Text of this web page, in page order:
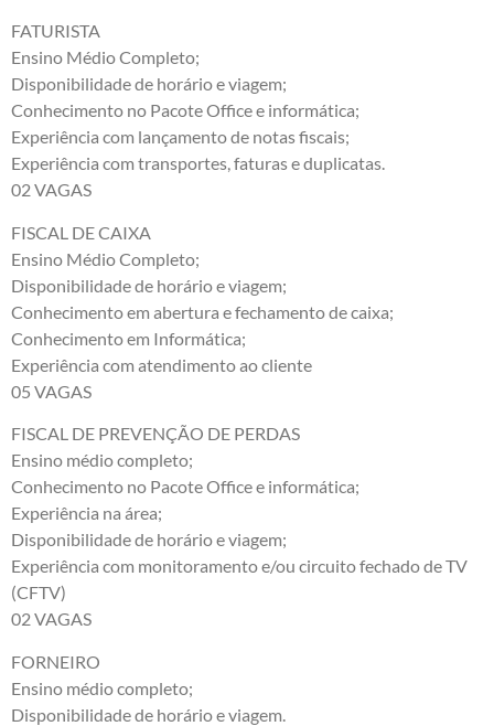
FATURISTA
Ensino Médio Completo;
Disponibilidade de horário e viagem;
Conhecimento no Pacote Office e informática;
Experiência com lançamento de notas fiscais;
Experiência com transportes, faturas e duplicatas.
02 VAGAS
FISCAL DE CAIXA
Ensino Médio Completo;
Disponibilidade de horário e viagem;
Conhecimento em abertura e fechamento de caixa;
Conhecimento em Informática;
Experiência com atendimento ao cliente
05 VAGAS
FISCAL DE PREVENÇÃO DE PERDAS
Ensino médio completo;
Conhecimento no Pacote Office e informática;
Experiência na área;
Disponibilidade de horário e viagem;
Experiência com monitoramento e/ou circuito fechado de TV
(CFTV)
02 VAGAS
FORNEIRO
Ensino médio completo;
Disponibilidade de horário e viagem.